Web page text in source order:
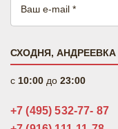
СХОДНЯ, АНДРЕЕВКА
c 10:00 до 23:00
+7 (495) 532-77- 87